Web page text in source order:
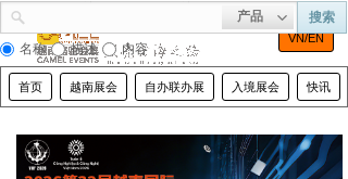
产品 搜索
名称 描述 内容
VN/EN
首页 越南展会 自办联办展 入境展会 快讯